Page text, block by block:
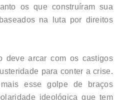
os que construíram sua
na luta por direitos
deve arcar com os castigos
para conter a crise.
esse golpe de braços
ideológica que tem